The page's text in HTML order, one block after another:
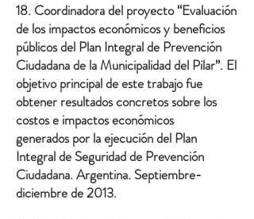
18. Coordinadora del proyecto “Evaluación
de los impactos económicos y beneficios
públicos del Plan Integral de Prevención
Ciudadana de la Municipalidad del Pilar”. El
objetivo principal de este trabajo fue
obtener resultados concretos sobre los
costos e impactos económicos
generados por la ejecución del Plan
Integral de Seguridad de Prevención
Ciudadana. Argentina. Septiembre-
diciembre de 2013.